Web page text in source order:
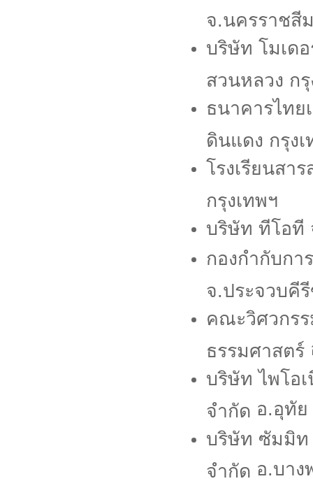
จ.นครราชสี
บริษัท โมเด
สวนหลวง กรุ
ธนาคารไทย
ดินแดง กรุงเ
โรงเรียนสา
กรุงเทพฯ
บริษัท ทีโอที
กองกำกับกา
จ.ประจวบคี
คณะวิศวกร
ธรรมศาสตร์
บริษัท ไพโอ
จำกัด อ.อุทัย
บริษัท ซัมมิท
จำกัด อ.บาง